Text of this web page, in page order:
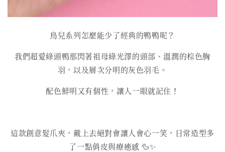
鳥兒系列怎麼能少了經典的鴨鴨呢？
我們超愛綠頭鴨那閃著祖母綠光澤的頭部、溫潤的棕色胸
羽，以及層次分明的灰色羽毛。
配色鮮明又有個性，讓人一眼就記住！
這款創意髮爪夾，戴上去絕對會讓人會心一笑，日常造型多
了一點俏皮與療癒感 🦆✨